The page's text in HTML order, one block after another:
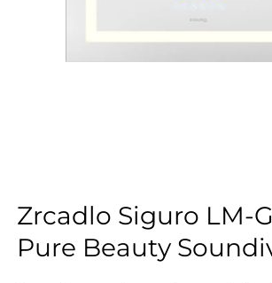
Zrcadlo Siguro LM-
Pure Beauty